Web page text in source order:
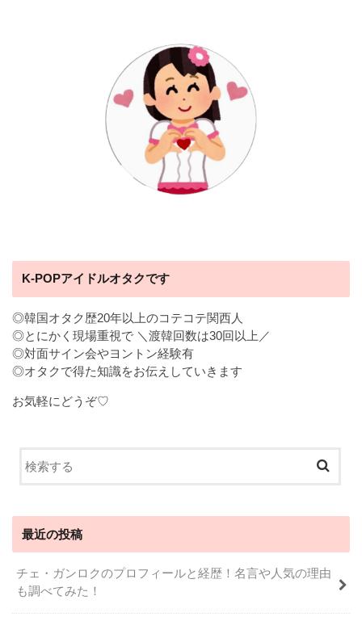
K-POPアイドルオタクです
◎韓国オタク歴20年以上のコテコテ関西人
◎とにかく現場重視で ＼渡韓回数は30回以上／
◎対面サイン会やヨントン経験有
◎オタクで得た知識をお伝えしていきます
お気軽にどうぞ♡
最近の投稿
チェ・ガンロクのプロフィールと経歴！名言や人気の理由
も調べてみた！